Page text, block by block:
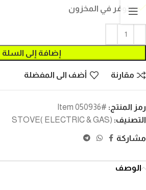
متوفر في المخزون
إضافة إلى السلة
مقارنة أضف الى المفضلة
رمز المنتج: #Item 050936
التصنيف: STOVE( ELECTRIC & GAS)
مشاركة
الوصف